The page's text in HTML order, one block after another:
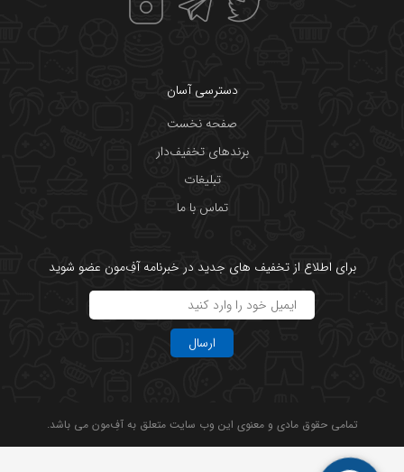
دسترسی آسان
صفحه نخست
برندهای تخفیف‌دار
تبلیغات
تماس با ما
برای اطلاع از تخفیف های جدید در خبرنامه آفِ‌مون عضو شوید
ارسال
تمامی حقوق مادی و معنوی این وب سایت متعلق به آفِ‌مون می باشد.